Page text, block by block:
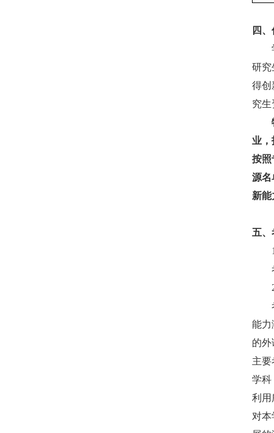
四
研究
得创
究
业，
按照
源名
新
五、
能力
的
主
学科
利用
对